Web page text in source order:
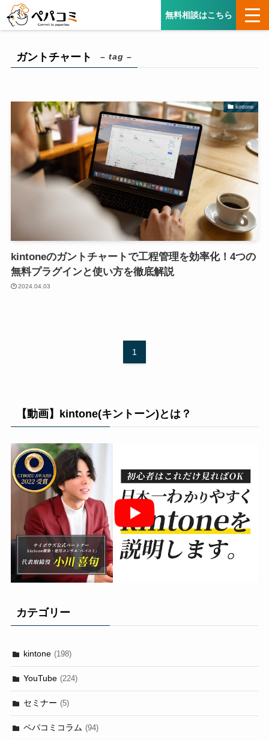
無料相談はこちら
ガントチャート – tag –
kintone
kintoneのガントチャートで工程管理を効率化！4つの
無料プラグインと使い方を徹底解説
2024.04.03
1
【動画】kintone(キントーン)とは？
カテゴリー
kintone (198)
YouTube (224)
セミナー (5)
ペパコミコラム (94)